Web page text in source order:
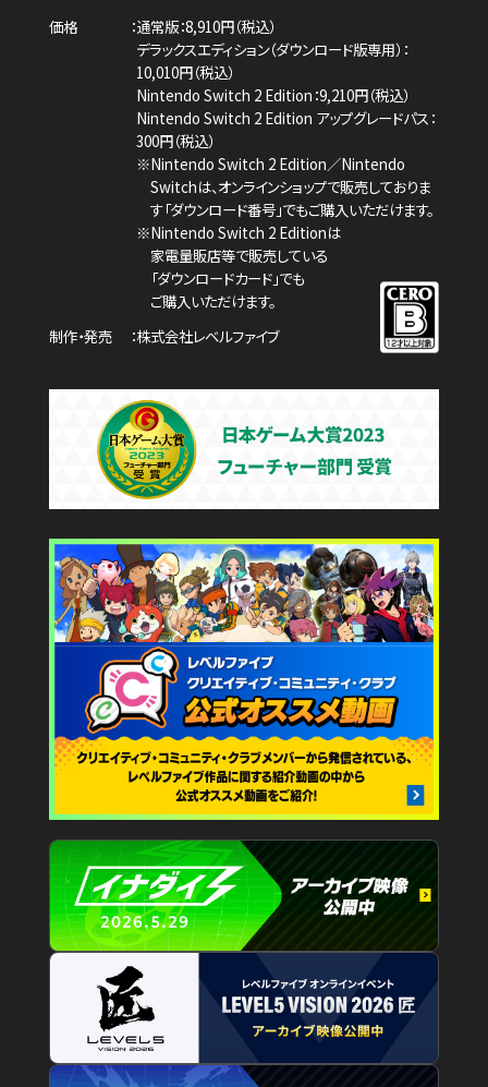
価格
通常版：8,910円（税込）
デラックスエディション（ダウンロード版専用）：
10,010円（税込）
Nintendo Switch 2 Edition：9,210円（税込）
Nintendo Switch 2 Edition アップグレードパス：
300円（税込）
※Nintendo Switch 2 Edition／Nintendo
Switchは、オンラインショップで販売しておりま
す「ダウンロード番号」でもご購入いただけます。
※Nintendo Switch 2 Editionは
家電量販店等で販売している
「ダウンロードカード」でも
ご購入いただけます。
制作・発売
株式会社レベルファイブ